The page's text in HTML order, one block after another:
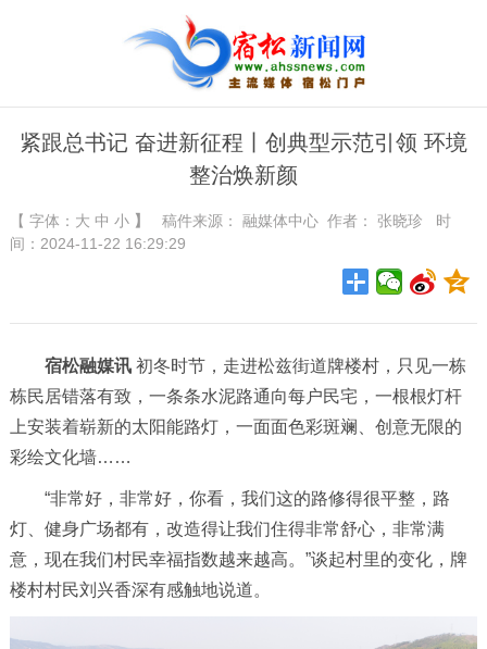
紧跟总书记 奋进新征程丨创典型示范引领 环境
整治焕新颜
【 字体： 大 中 小】 稿件来源： 融媒体中心作者： 张晓珍 时
间：2024-11-22 16:29:29
宿松融媒讯初冬时节，走进松兹街道牌楼村，只见一栋
栋民居错落有致，一条条水泥路通向每户民宅，一根根灯杆
上安装着崭新的太阳能路灯，一面面色彩斑斓、创意无限的
彩绘文化墙……
“非常好，非常好，你看，我们这的路修得很平整，路
灯、健身广场都有，改造得让我们住得非常舒心，非常满
意，现在我们村民幸福指数越来越高。”谈起村里的变化，牌
楼村村民刘兴香深有感触地说道。